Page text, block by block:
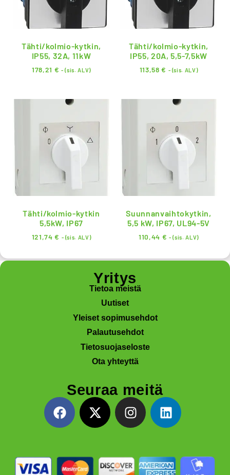
Tähti/kolmio-kytkin,
IP55, 32A, 11kW
178,21 € - (sis. ALV)
Tähti/kolmio-kytkin,
IP55, 20A, 5,5-7,5kW
113,58€ - (sis. ALV)
Tähti/kolmio-kytkin
5,5kW, IP67
121,74€ - (sis. ALV)
Suunnanvaihtokytkin,
5,5 kW, IP67, UL94-5V
110,44 € - (sis. ALV)
Yritys
Tietoa meistä
Uutiset
Yleiset sopimusehdot
Palautusehdot
Tietosuojaseloste
Ota yhteyttä
Seuraa meitä